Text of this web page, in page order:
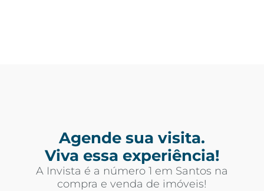
Agende sua visita.
Viva essa experiência!
A Invista é a número 1 em Santos na
compra e venda de imóveis!